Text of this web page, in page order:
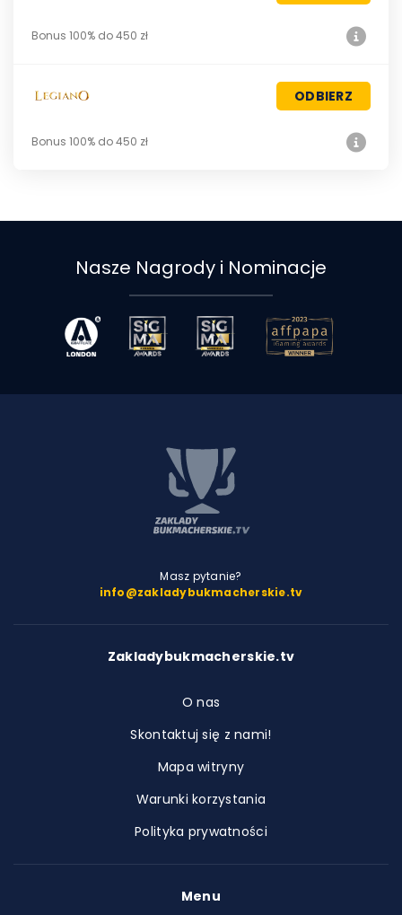
Bonus 100% do 450 zł
ODBIERZ
Bonus 100% do 450 zł
Nasze Nagrody i Nominacje
Masz pytanie?
info@zakladybukmacherskie.tv
Zakladybukmacherskie.tv
O nas
Skontaktuj się z nami!
Mapa witryny
Warunki korzystania
Polityka prywatności
Menu